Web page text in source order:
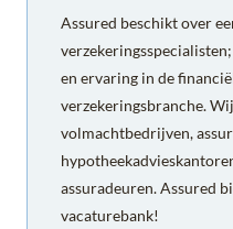
Assured beschikt over
en ervaring in de
verzekeringsbranche.
volmachtbedrijven,
assuradeuren. Assured
vacaturebank!